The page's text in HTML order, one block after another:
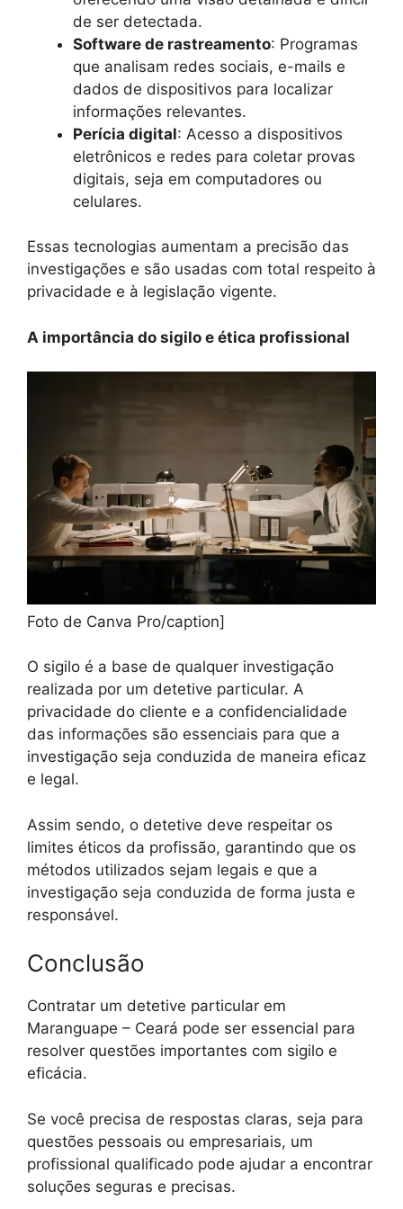
de ser detectada.
Software de rastreamento: Programas
que analisam redes sociais, e-mails e
dados de dispositivos para localizar
informações relevantes.
Perícia digital: Acesso a dispositivos
eletrônicos e redes para coletar provas
digitais, seja em computadores ou
celulares.
Essas tecnologias aumentam a precisão das
investigações e são usadas com total respeito à
privacidade e à legislação vigente.
A importância do sigilo e ética profissional
Foto de Canva Pro/caption]
O sigilo é a base de qualquer investigação
realizada por um detetive particular. A
privacidade do cliente e a confidencialidade
das informações são essenciais para que a
investigação seja conduzida de maneira eficaz
e legal.
Assim sendo, o detetive deve respeitar os
limites éticos da profissão, garantindo que os
métodos utilizados sejam legais e que a
investigação seja conduzida de forma justa e
responsável.
Conclusão
Contratar um detetive particular em
Maranguape – Ceará pode ser essencial para
resolver questões importantes com sigilo e
eficácia.
Se você precisa de respostas claras, seja para
questões pessoais ou empresariais, um
profissional qualificado pode ajudar a encontrar
soluções seguras e precisas.